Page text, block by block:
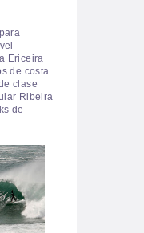
Ericeira
de costa
clase
Ribeira
de